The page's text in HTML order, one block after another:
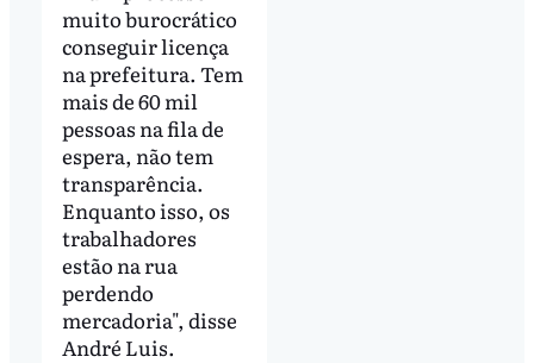
muito burocrático
conseguir licença
na prefeitura. Tem
mais de 60 mil
pessoas na fila de
espera, não tem
transparência.
Enquanto isso, os
trabalhadores
estão na rua
perdendo
mercadoria", disse
André Luis.